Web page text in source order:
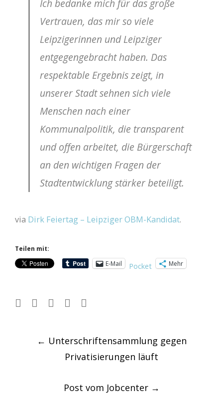
Ich bedanke mich für das große
Vertrauen, das mir so viele
Leipzigerinnen und Leipziger
entgegengebracht haben. Das
respektable Ergebnis zeigt, in
unserer Stadt sehnen sich viele
Menschen nach einer
Kommunalpolitik, die transparent
und offen arbeitet, die Bürgerschaft
an den wichtigen Fragen der
Stadtentwicklung stärker beteiligt.
via Dirk Feiertag – Leipziger OBM-Kandidat.
Teilen mit:
E-Mail
Pocket Mehr
Post
navigation
← Unterschriftensammlung gegen
Privatisierungen läuft
Post vom Jobcenter →